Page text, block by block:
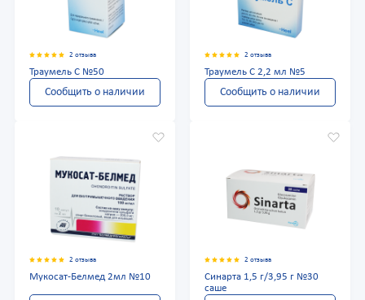
2 отзыва
Траумель С №50
Сообщить о наличии
2 отзыва
Траумель С 2,2 мл №5
Сообщить о наличии
2 отзыва
Мукосат-Белмед 2мл №10
2 отзыва
Синарта 1,5 г/3,95 г №30
саше